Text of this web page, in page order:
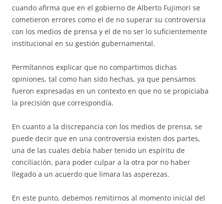
cuando afirma que en el gobierno de Alberto Fujimori se
cometieron errores como el de no superar su controversia
con los medios de prensa y el de no ser lo suficientemente
institucional en su gestión gubernamental.
Permítannos explicar que no compartimos dichas
opiniones, tal como han sido hechas, ya que pensamos
fueron expresadas en un contexto en que no se propiciaba
la precisión que correspondía.
En cuanto a la discrepancia con los medios de prensa, se
puede decir que en una controversia existen dos partes,
una de las cuales debía haber tenido un espíritu de
conciliación, para poder culpar a la otra por no haber
llegado a un acuerdo que limara las asperezas.
En este punto, debemos remitirnos al momento inicial del